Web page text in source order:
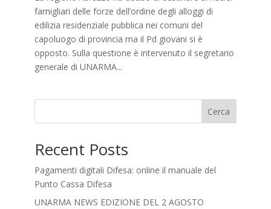
famigliari delle forze dell’ordine degli alloggi di
edilizia residenziale pubblica nei comuni del
capoluogo di provincia ma il Pd giovani si è
opposto. Sulla questione è intervenuto il segretario
generale di UNARMA...
Cerca
Recent Posts
Pagamenti digitali Difesa: online il manuale del
Punto Cassa Difesa
UNARMA NEWS EDIZIONE DEL 2 AGOSTO